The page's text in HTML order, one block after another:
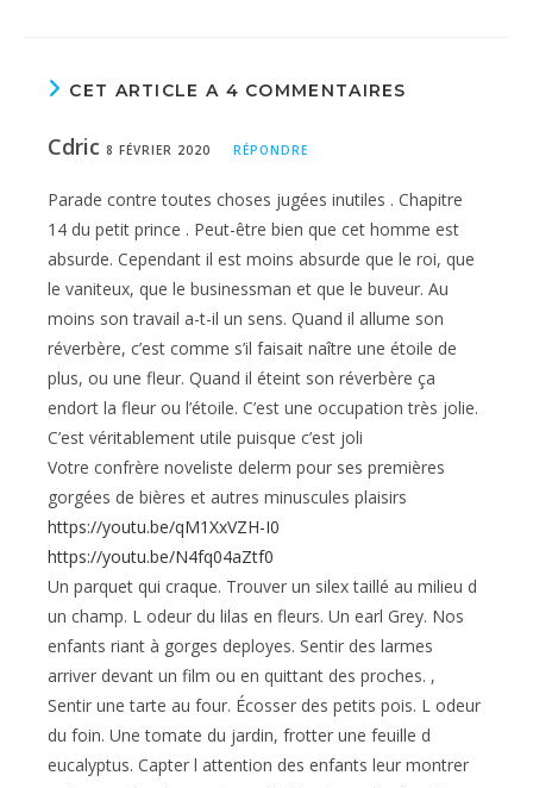
CET ARTICLE A 4 COMMENTAIRES
Cdric 8 FÉVRIER 2020 RÉPONDRE
Parade contre toutes choses jugées inutiles . Chapitre
14 du petit prince . Peut-être bien que cet homme est
absurde. Cependant il est moins absurde que le roi, que
le vaniteux, que le businessman et que le buveur. Au
moins son travail a-t-il un sens. Quand il allume son
réverbère, c’est comme s’il faisait naître une étoile de
plus, ou une fleur. Quand il éteint son réverbère ça
endort la fleur ou l’étoile. C’est une occupation très jolie.
C’est véritablement utile puisque c’est joli
Votre confrère noveliste delerm pour ses premières
gorgées de bières et autres minuscules plaisirs
https://youtu.be/qM1XxVZH-I0
https://youtu.be/N4fq04aZtf0
Un parquet qui craque. Trouver un silex taillé au milieu d
un champ. L odeur du lilas en fleurs. Un earl Grey. Nos
enfants riant à gorges deployes. Sentir des larmes
arriver devant un film ou en quittant des proches. ,
Sentir une tarte au four. Écosser des petits pois. L odeur
du foin. Une tomate du jardin, frotter une feuille d
eucalyptus. Capter l attention des enfants leur montrer